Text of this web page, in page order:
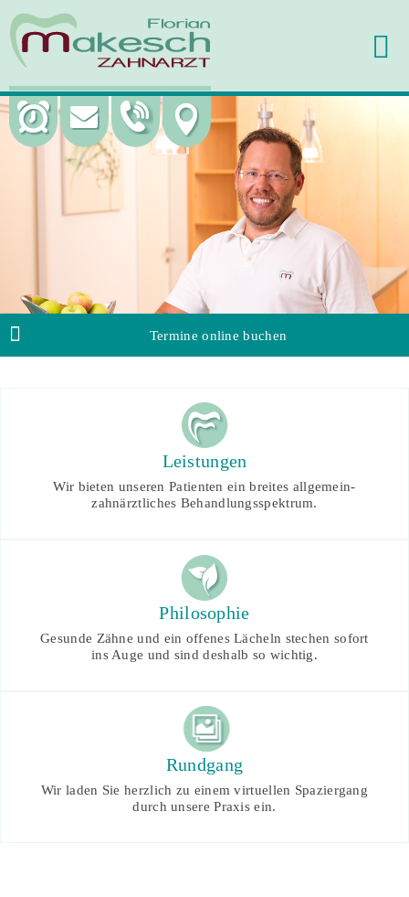
Termine online buchen
Leistungen
Wir bieten unseren Patienten ein breites allgemein-
zahnärztliches Behandlungsspektrum.
Philosophie
Gesunde Zähne und ein offenes Lächeln stechen sofort
ins Auge und sind deshalb so wichtig.
Rundgang
Wir laden Sie herzlich zu einem virtuellen Spaziergang
durch unsere Praxis ein.